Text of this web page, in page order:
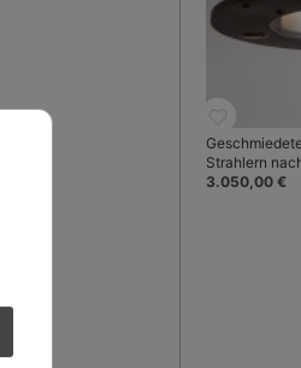
Strahlern
3.050,00 €